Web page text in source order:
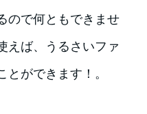
ので何ともできませ
えば、うるさいファ
ができます！。